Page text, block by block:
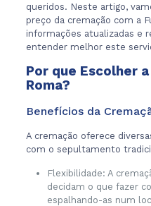
queridos. Neste artigo,
preço da cremação com a
informações atualizadas e
entender melhor este
Por que Escolher
Roma?
Benefícios da
A cremação oferece
com o sepultamento
Flexibilidade: A
decidam o que fazer
espalhando-as num